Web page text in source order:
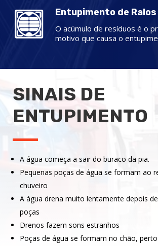
Entupimento de Ralos
O acúmulo de resíduos é o
motivo que causa o
SINAIS DE
ENTUPIMENTO
A água começa a sair do buraco da pia.
Pequenas poças de água se formam ao
chuveiro
A água drena muito lentamente depois
poças
Drenos fazem sons estranhos
Poças de água se formam no chão,